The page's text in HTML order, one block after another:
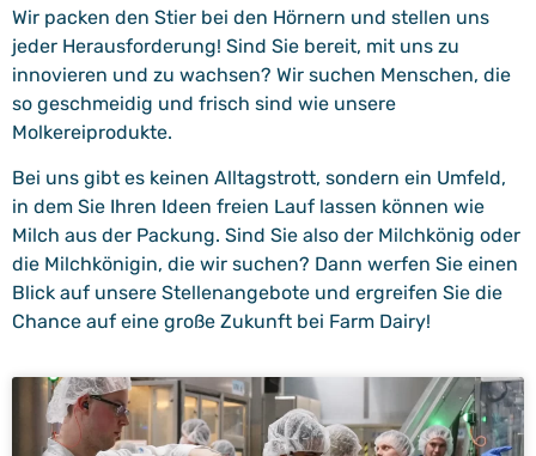
Wir packen den Stier bei den Hörnern und stellen uns
jeder Herausforderung! Sind Sie bereit, mit uns zu
innovieren und zu wachsen? Wir suchen Menschen, die
so geschmeidig und frisch sind wie unsere
Molkereiprodukte.
Bei uns gibt es keinen Alltagstrott, sondern ein Umfeld,
in dem Sie Ihren Ideen freien Lauf lassen können wie
Milch aus der Packung. Sind Sie also der Milchkönig oder
die Milchkönigin, die wir suchen? Dann werfen Sie einen
Blick auf unsere Stellenangebote und ergreifen Sie die
Chance auf eine große Zukunft bei Farm Dairy!